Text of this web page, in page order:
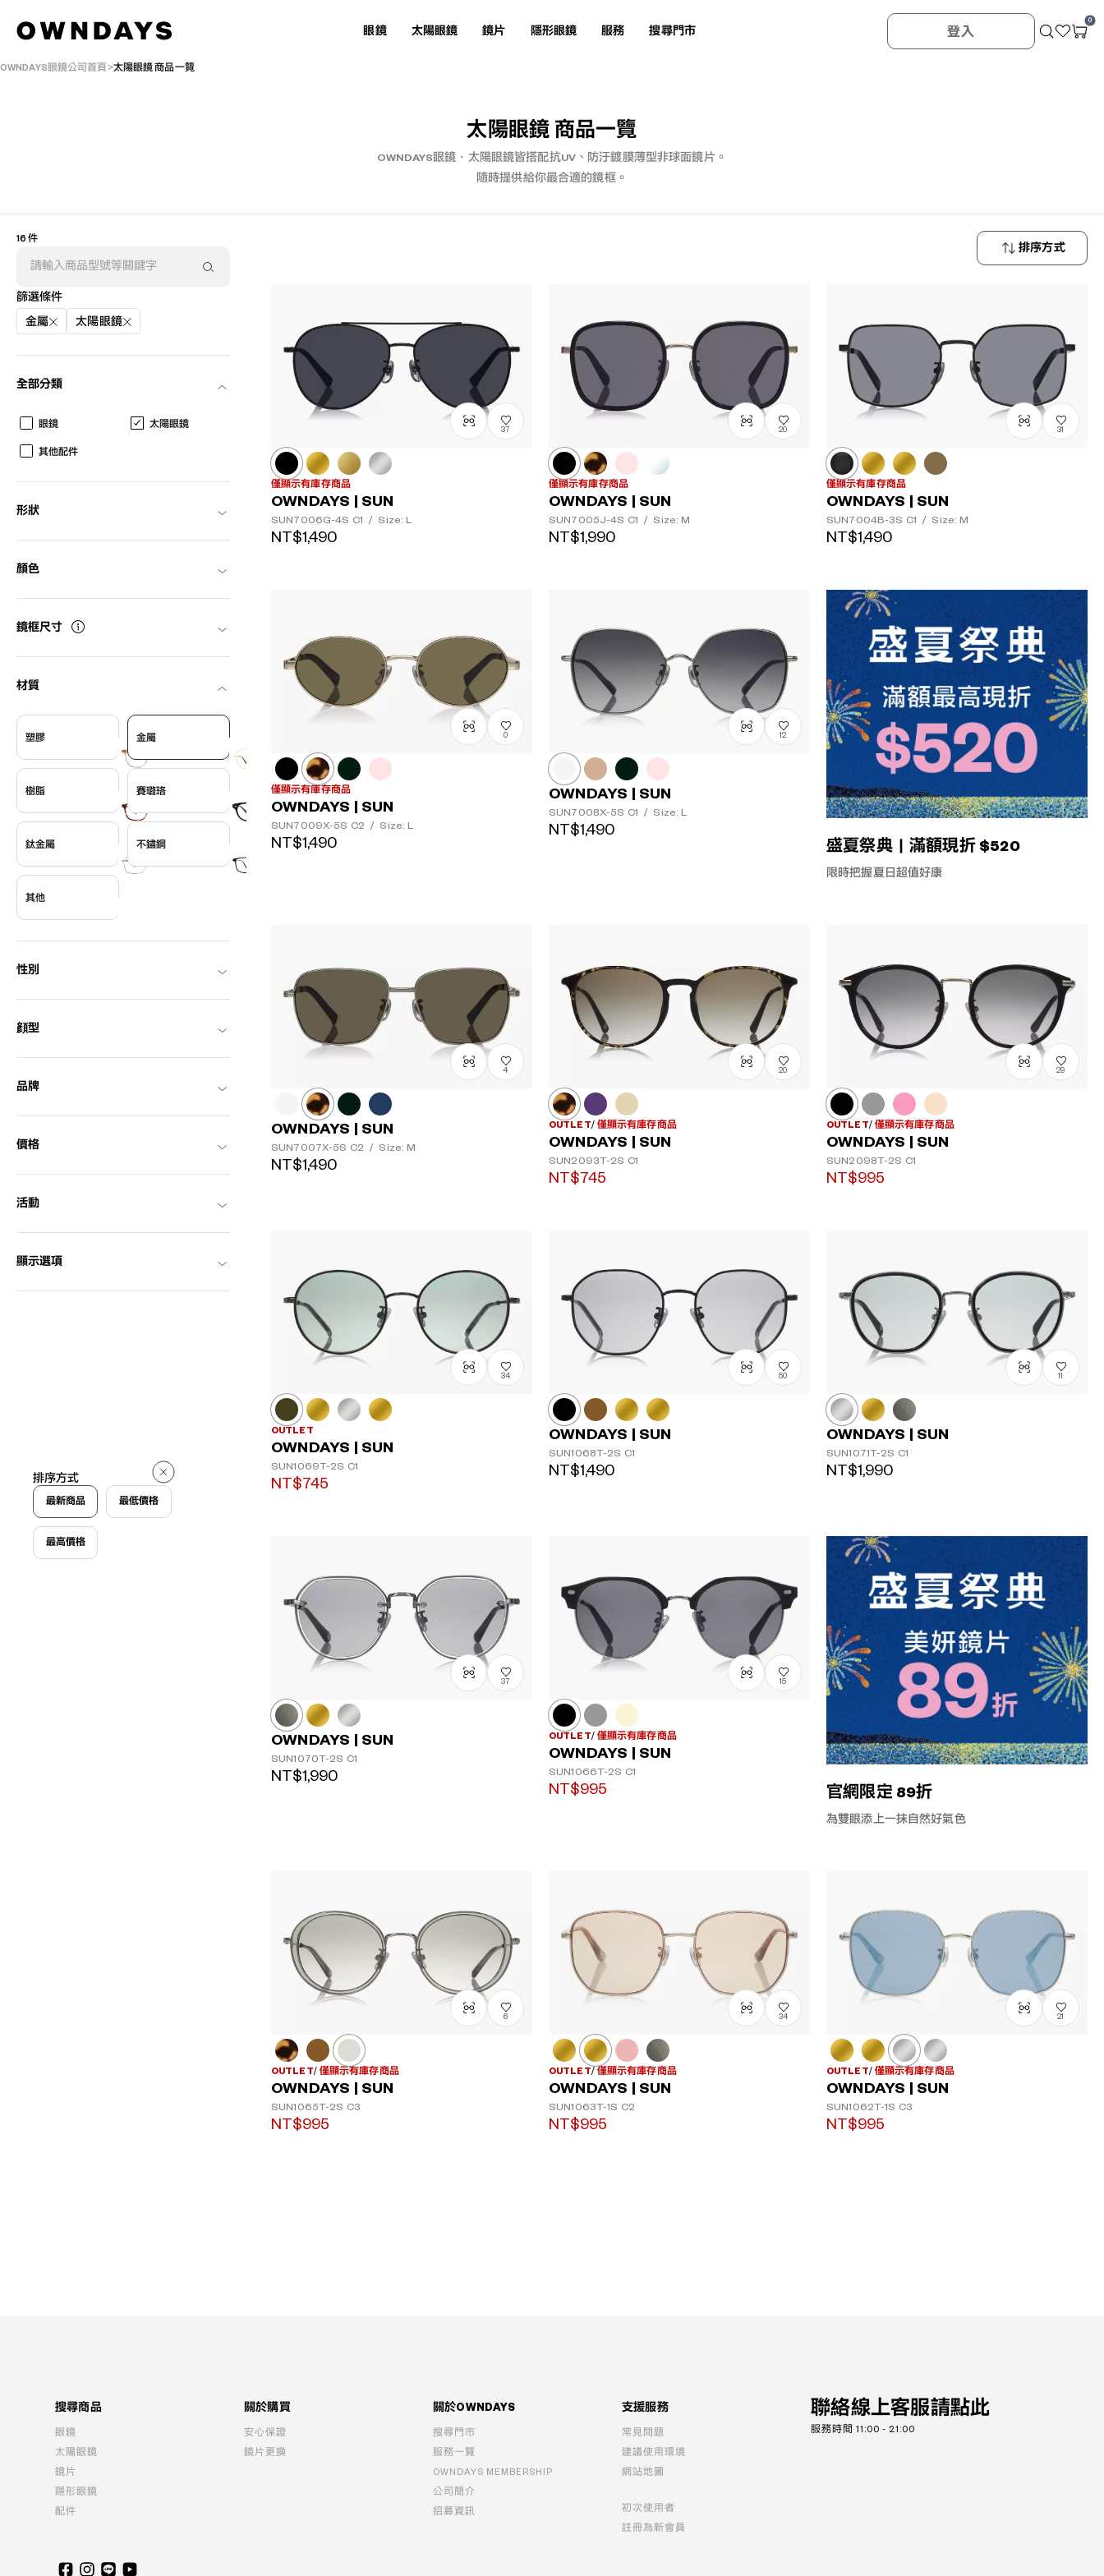
眼鏡 太陽眼鏡 鏡片 隱形眼鏡 服務 搜尋門市 登入
0
OWNDAYS眼鏡公司首頁 太陽眼鏡 商品一覽
太陽眼鏡 商品一覽
OWNDAYS眼鏡・太陽眼鏡皆搭配抗UV、防汙鍍膜薄型非球面鏡片。
隨時提供給你最合適的鏡框。
16 件
篩選條件
金屬 太陽眼鏡
全部分類
眼鏡 太陽眼鏡
其他配件
形狀
顏色
鏡框尺寸
材質
塑膠 金屬
樹脂 賽璐珞
鈦金屬 不鏽鋼
其他
性別
顔型
品牌
價格
活動
顯示選項
排序方式
最新商品 最低價格
最高價格
排序方式
盛夏祭典｜滿額現折 $520
限時把握夏日超值好康
官網限定 89折
為雙眼添上一抹自然好氣色
37
僅顯示有庫存商品
OWNDAYS | SUN
SUN7006G-4S C1 / Size: L
NT$1,490
20
僅顯示有庫存商品
OWNDAYS | SUN
SUN7005J-4S C1 / Size: M
NT$1,990
31
僅顯示有庫存商品
OWNDAYS | SUN
SUN7004B-3S C1 / Size: M
NT$1,490
0
僅顯示有庫存商品
OWNDAYS | SUN
SUN7009X-5S C2 / Size: L
NT$1,490
12
OWNDAYS | SUN
SUN7008X-5S C1 / Size: L
NT$1,490
4
OWNDAYS | SUN
SUN7007X-5S C2 / Size: M
NT$1,490
20
OUTLET 僅顯示有庫存商品
OWNDAYS | SUN
SUN2093T-2S C1
NT$745
29
OUTLET 僅顯示有庫存商品
OWNDAYS | SUN
SUN2098T-2S C1
NT$995
34
OUTLET
OWNDAYS | SUN
SUN1069T-2S C1
NT$745
50
OWNDAYS | SUN
SUN1068T-2S C1
NT$1,490
11
OWNDAYS | SUN
SUN1071T-2S C1
NT$1,990
37
OWNDAYS | SUN
SUN1070T-2S C1
NT$1,990
15
OUTLET 僅顯示有庫存商品
OWNDAYS | SUN
SUN1066T-2S C1
NT$995
6
OUTLET 僅顯示有庫存商品
OWNDAYS | SUN
SUN1065T-2S C3
NT$995
34
OUTLET 僅顯示有庫存商品
OWNDAYS | SUN
SUN1063T-1S C2
NT$995
21
OUTLET 僅顯示有庫存商品
OWNDAYS | SUN
SUN1062T-1S C3
NT$995
AR
鏡片顏色
搜尋商品
眼鏡
太陽眼鏡
鏡片
隱形眼鏡
配件
關於購買
安心保證
鏡片更換
關於OWNDAYS
搜尋門市
服務一覽
OWNDAYS MEMBERSHIP
公司簡介
招募資訊
支援服務
常見問題
建議使用環境
網站地圖
初次使用者
註冊為新會員
聯絡線上客服請點此
服務時間 11:00 - 21:00